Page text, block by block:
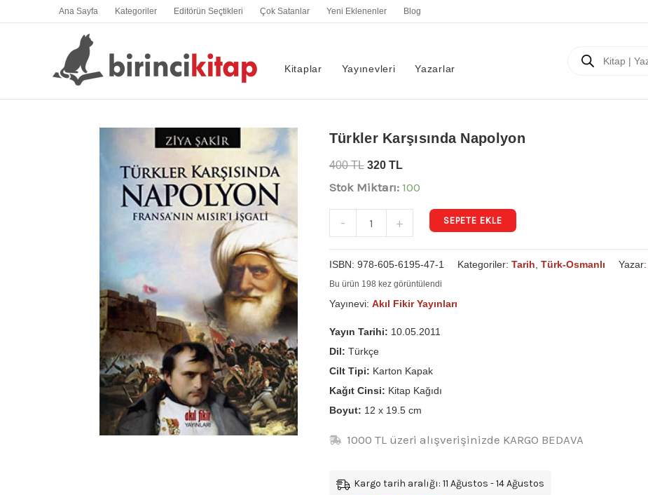
Ana Sayfa Kategoriler Editörün Seçtikleri Çok Satanlar Yeni Eklenenler Blog
Kitaplar Yayınevleri Yazarlar
search
Türkler Karşısında Napolyon
400TL 320 TL
Stok Miktarı: 100
-
Türkler
adet
+ SEPETE EKLE
ISBN: 978-605-6195-47-1 Kategoriler: Tarih, Türk-Osmanlı Yazar:
Bu ürün 198 kez görüntülendi
Yayınevi: Akıl Fikir Yayınları
Yayın Tarihi: 10.05.2011
Dil: Türkçe
Cilt Tipi: Karton Kapak
Kağıt Cinsi: Kitap Kağıdı
Boyut: 12 x 19.5 cm
1000 TL üzeri alışverişinizde KARGO BEDAVA
Kargo tarih aralığı: 11 Ağustos - 14 Ağustos